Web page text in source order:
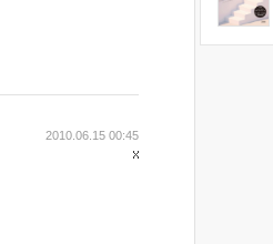
2010.06.15 00:45